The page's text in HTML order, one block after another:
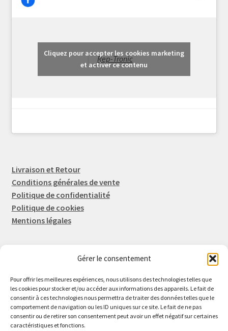
Gérer le consentement
Pour offrir les meilleures expériences, nous utilisons des technologies telles que
les cookies pour stocker et/ou accéder aux informations des appareils. Le fait de
consentir à ces technologies nous permettra de traiter des données telles que le
comportement de navigation ou les ID uniques sur ce site. Le fait de ne pas
consentir ou de retirer son consentement peut avoir un effet négatif sur certaines
caractéristiques et fonctions.
Rep-Tronic
Cliquez pour accepter les cookies marketing
et activer ce contenu
Livraison et Retour
Conditions générales de vente
Politique de confidentialité
Politique de cookies
Mentions légales
Eric FORTIER EI
16 Rue de l'Espérance
14600 Honfleur
02 61 82 01 89